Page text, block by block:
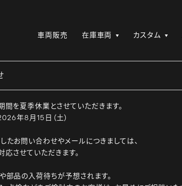
車両販売 在庫車両 カスタム
間を夏季休業とさせていただきます。
年8月15日（土）
たお問い合わせやメールにつきましては、
応させていただきます。
部品の入荷待ちが予想されます。